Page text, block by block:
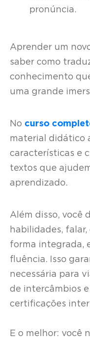
pronúncia.
Aprender um
saber como
conhecimento
uma grande
No curso
material didático
características e
textos que
aprendizado.
Além disso, você
habilidades, falar,
forma integrada,
fluência. Isso
necessária para
de intercâmbios
certificações
E o melhor: você